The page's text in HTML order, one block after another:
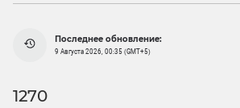
Последнее обновление:
9 Августа 2026, 00:35 (GMT+5)
1270